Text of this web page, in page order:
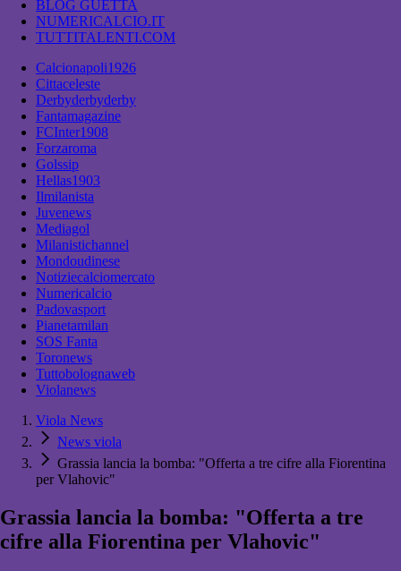
BLOG GUETTA
NUMERICALCIO.IT
TUTTITALENTI.COM
Calcionapoli1926
Cittaceleste
Derbyderbyderby
Fantamagazine
FCInter1908
Forzaroma
Golssip
Hellas1903
Ilmilanista
Juvenews
Mediagol
Milanistichannel
Mondoudinese
Notiziecalciomercato
Numericalcio
Padovasport
Pianetamilan
SOS Fanta
Toronews
Tuttobolognaweb
Violanews
Viola News
News viola
Grassia lancia la bomba: "Offerta a tre cifre alla Fiorentina
per Vlahovic"
Grassia lancia la bomba: "Offerta a tre
cifre alla Fiorentina per Vlahovic"